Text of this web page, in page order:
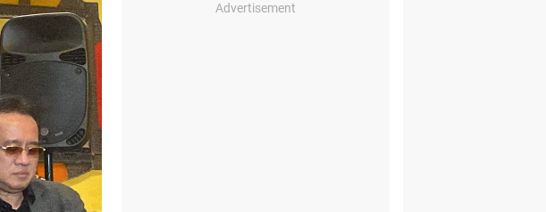
Advertisement